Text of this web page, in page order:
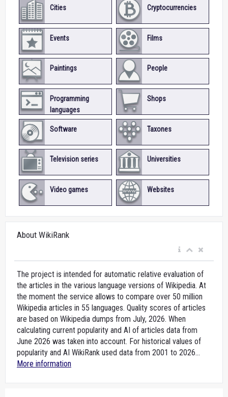
Cities Cryptocurrencies
Events Films
Paintings People
Programming
languages
Shops
Software Taxones
Television series Universities
Video games Websites
About WikiRank
The project is intended for automatic relative evaluation of
the articles in the various language versions of Wikipedia. At
the moment the service allows to compare over 50 million
Wikipedia articles in 55 languages. Quality scores of articles
are based on Wikipedia dumps from July, 2026. When
calculating current popularity and AI of articles data from
June 2026 was taken into account. For historical values of
popularity and AI WikiRank used data from 2001 to 2026...
More information